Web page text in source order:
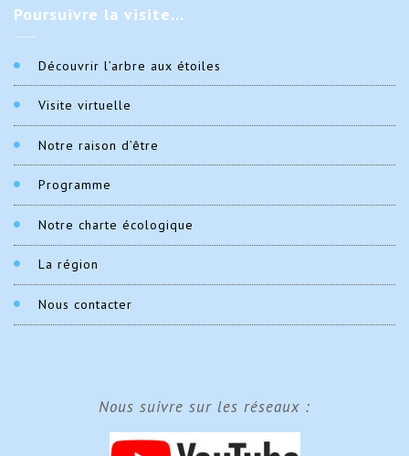
Poursuivre la visite…
Découvrir l’arbre aux étoiles
Visite virtuelle
Notre raison d’être
Programme
Notre charte écologique
La région
Nous contacter
Nous suivre sur les réseaux :